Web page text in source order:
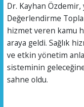
Dr. Kayhan Özdemir,
Değerlendirme
hizmet veren kamu
araya geldi. Sağlık
ve etkin yönetim
sisteminin
sahne oldu.